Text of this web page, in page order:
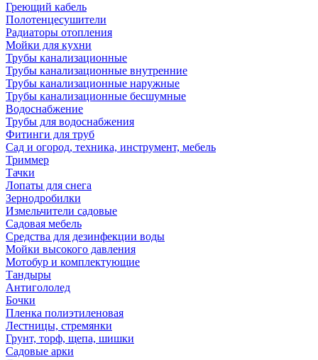
Греющий кабель
Полотенцесушители
Радиаторы отопления
Мойки для кухни
Трубы канализационные
Трубы канализационные внутренние
Трубы канализационные наружные
Трубы канализационные бесшумные
Водоснабжение
Трубы для водоснабжения
Фитинги для труб
Сад и огород, техника, инструмент, мебель
Триммер
Тачки
Лопаты для снега
Зернодробилки
Измельчители садовые
Садовая мебель
Средства для дезинфекции воды
Мойки высокого давления
Мотобур и комплектующие
Тандыры
Антигололед
Бочки
Пленка полиэтиленовая
Лестницы, стремянки
Грунт, торф, щепа, шишки
Садовые арки